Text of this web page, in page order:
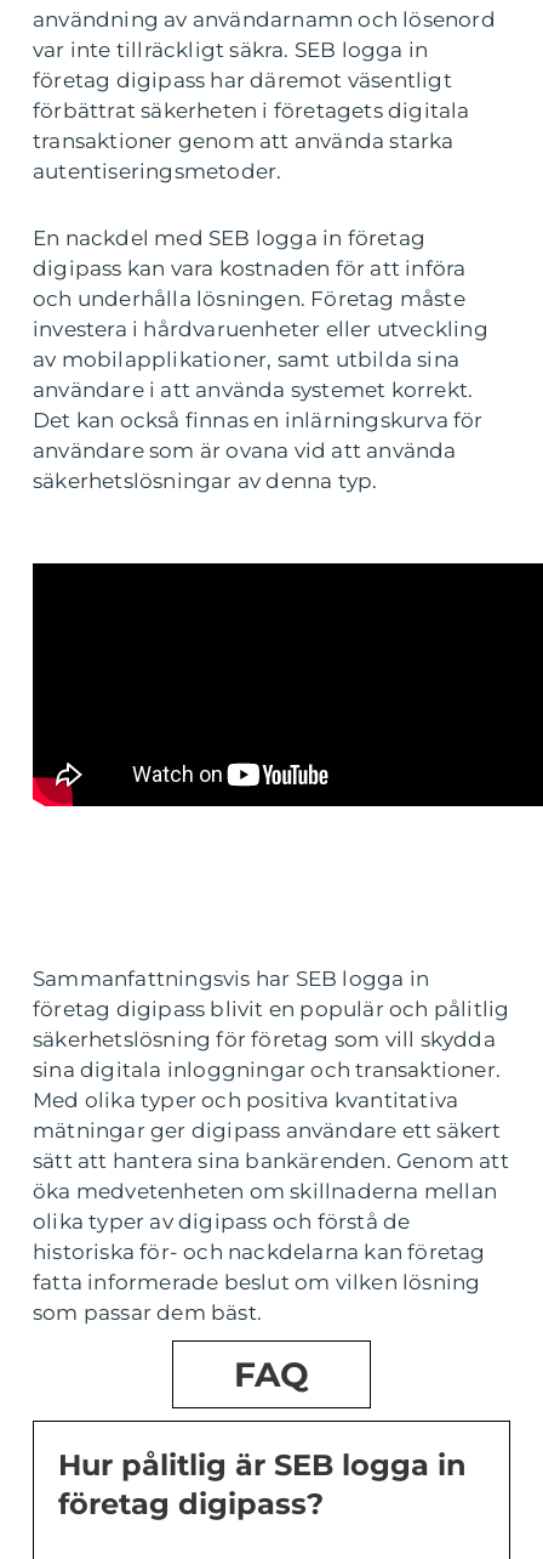
användning av användarnamn och lösenord
var inte tillräckligt säkra. SEB logga in
företag digipass har däremot väsentligt
förbättrat säkerheten i företagets digitala
transaktioner genom att använda starka
autentiseringsmetoder.
En nackdel med SEB logga in företag
digipass kan vara kostnaden för att införa
och underhålla lösningen. Företag måste
investera i hårdvaruenheter eller utveckling
av mobilapplikationer, samt utbilda sina
användare i att använda systemet korrekt.
Det kan också finnas en inlärningskurva för
användare som är ovana vid att använda
säkerhetslösningar av denna typ.
Sammanfattningsvis har SEB logga in
företag digipass blivit en populär och pålitlig
säkerhetslösning för företag som vill skydda
sina digitala inloggningar och transaktioner.
Med olika typer och positiva kvantitativa
mätningar ger digipass användare ett säkert
sätt att hantera sina bankärenden. Genom att
öka medvetenheten om skillnaderna mellan
olika typer av digipass och förstå de
historiska för- och nackdelarna kan företag
fatta informerade beslut om vilken lösning
som passar dem bäst.
FAQ
Hur pålitlig är SEB logga in
företag digipass?